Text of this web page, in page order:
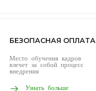
БЕЗОПАСНАЯ ОПЛАТА
Место обучения кадров
влечет за собой процесс
внедрения
Узнать больше